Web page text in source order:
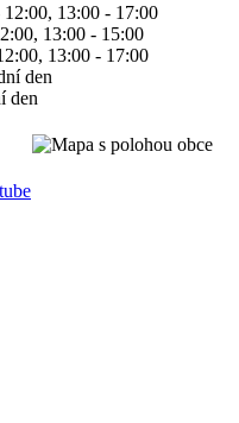
13:00 - 17:00
13:00 - 15:00
13:00 - 17:00
den
den